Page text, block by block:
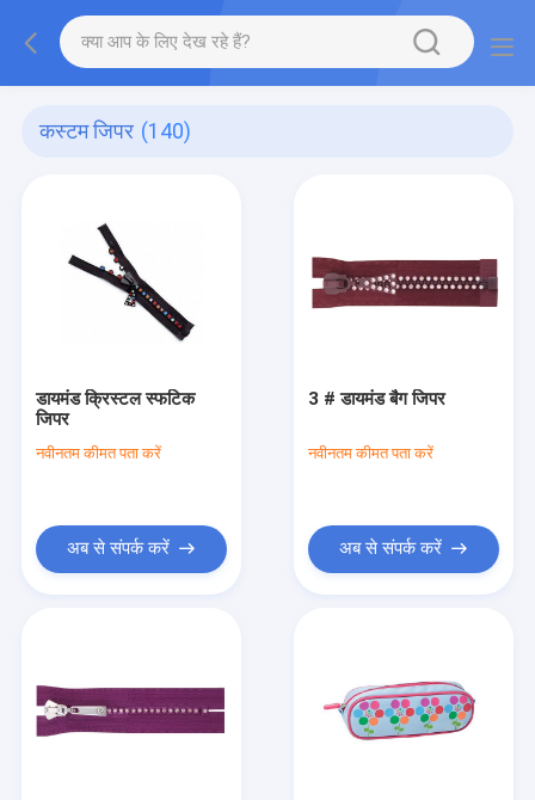
कस्टम जिपर (140)
डायमंड क्रिस्टल स्फटिक
जिपर
नवीनतम कीमत पता करें
अब से संपर्क करें
3 # डायमंड बैग जिपर
नवीनतम कीमत पता करें
अब से संपर्क करें